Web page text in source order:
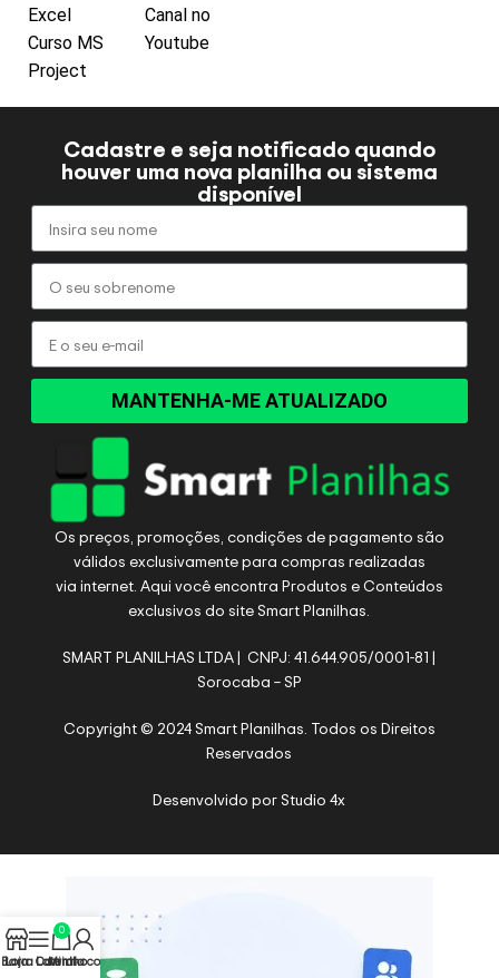
Excel
Curso MS
Project
Canal no
Youtube
Cadastre e seja notificado quando
houver uma nova planilha ou sistema
disponível
MANTENHA-ME ATUALIZADO
Os preços, promoções, condições de pagamento são
válidos exclusivamente para compras realizadas
via internet. Aqui você encontra Produtos e Conteúdos
exclusivos do site Smart Planilhas.
SMART PLANILHAS LTDA | CNPJ: 41.644.905/0001-81 |
Sorocaba – SP
Copyright © 2024 Smart Planilhas. Todos os Direitos
Reservados
Desenvolvido porStudio 4x
Loja
Barra Lateral
0
Carrinho
Minha conta